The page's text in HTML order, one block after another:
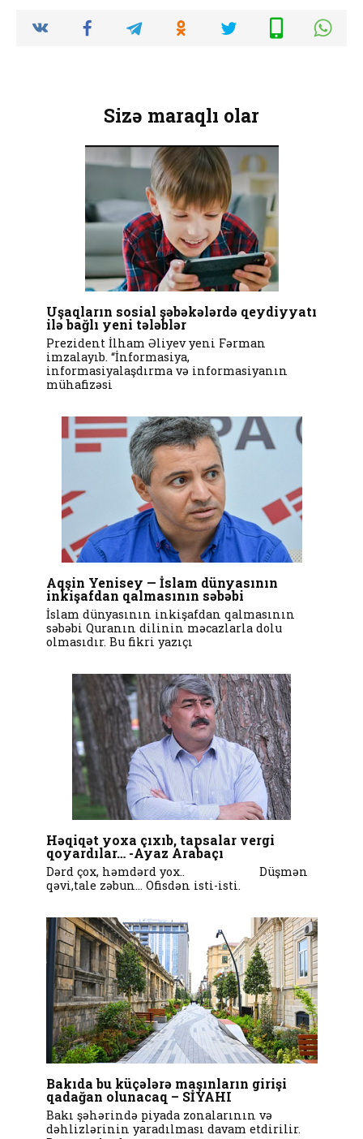
Sizə maraqlı olar
Uşaqların sosial şəbəkələrdə qeydiyyatı
ilə bağlı yeni tələblər
Prezident İlham Əliyev yeni Fərman
imzalayıb. “İnformasiya,
informasiyalaşdırma və informasiyanın
mühafizəsi
Aqşin Yenisey — İslam dünyasının
inkişafdan qalmasının səbəbi
İslam dünyasının inkişafdan qalmasının
səbəbi Quranın dilinin məcazlarla dolu
olmasıdır. Bu fikri yazıçı
Həqiqət yoxa çıxıb, tapsalar vergi
qoyardılar… -Ayaz Arabaçı
Dərd çox, həmdərd yox.. Düşmən
qəvi,tale zəbun… Ofisdən isti-isti.
Bakıda bu küçələrə maşınların girişi
qadağan olunacaq – SİYAHI
Bakı şəhərində piyada zonalarının və
dəhlizlərinin yaradılması davam etdirilir.